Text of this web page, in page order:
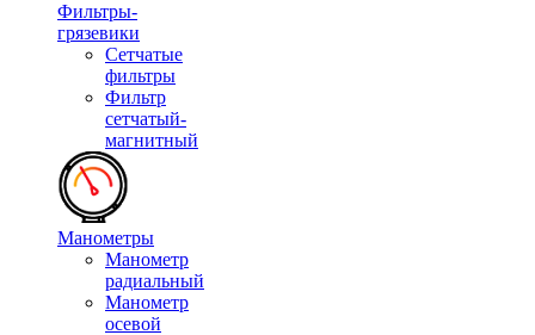
Фильтры-
грязевики
Сетчатые
фильтры
Фильтр
сетчатый-
магнитный
Манометры
Манометр
радиальный
Манометр
осевой